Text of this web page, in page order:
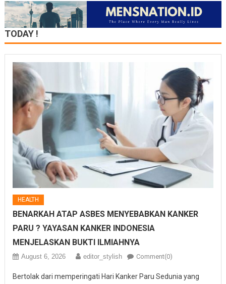
TODAY !
HEALTH
BENARKAH ATAP ASBES MENYEBABKAN KANKER
PARU ? YAYASAN KANKER INDONESIA
MENJELASKAN BUKTI ILMIAHNYA
August 6, 2026 editor_stylish Comment(0)
Bertolak dari memperingati Hari Kanker Paru Sedunia yang